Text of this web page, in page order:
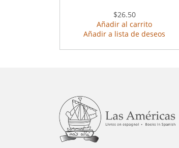
$26.50
Añadir al carrito
Añadir a lista de deseos